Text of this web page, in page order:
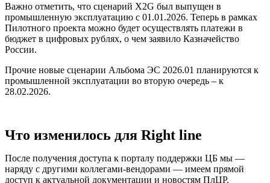
Важно отметить, что сценарий X2G был выпущен в
промышленную эксплуатацию с 01.01.2026. Теперь в рамках
Пилотного проекта можно будет осуществлять платежи в
бюджет в цифровых рублях, о чем заявило Казначейство
России.
Прочие новые сценарии Альбома ЭС 2026.01 планируются к
промышленной эксплуатации во вторую очередь – к
28.02.2026.
Что изменилось для Right line
После получения доступа к порталу поддержки ЦБ мы —
наряду с другими коллегами-вендорами — имеем прямой
доступ к актуальной документации и новостям ПлЦР.